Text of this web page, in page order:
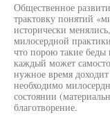
Общественное
трактовку понятий
исторически
милосердной
что порою такие
каждый может
нужное время
необходимо
состоянии
благотворение.